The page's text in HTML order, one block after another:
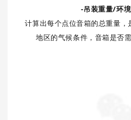
-吊装重量/环
计算出每个点位音箱的总重量
地区的气候条件，音箱是否